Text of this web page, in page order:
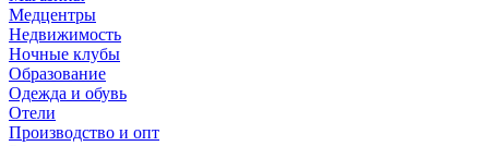
Медцентры
Недвижимость
Ночные клубы
Образование
Одежда и обувь
Отели
Производство и опт